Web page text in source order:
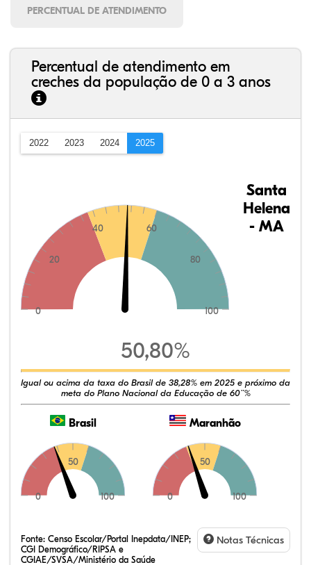
PERCENTUAL DE ATENDIMENTO
Percentual de atendimento em
creches da população de 0 a 3 anos
2022 2023 2024 2025
0
20
40 60
80
100
Santa
Helena
- MA
50,80%
Igual ou acima da taxa do Brasil de 38,28% em 2025 e próximo da
meta do Plano Nacional da Educação de 60¨%
Brasil
0
50
100
Maranhão
0
50
100
Fonte: Censo Escolar/Portal Inepdata/INEP;
CGI Demográfico/RIPSA e
CGIAE/SVSA/Ministério da Saúde
Notas Técnicas